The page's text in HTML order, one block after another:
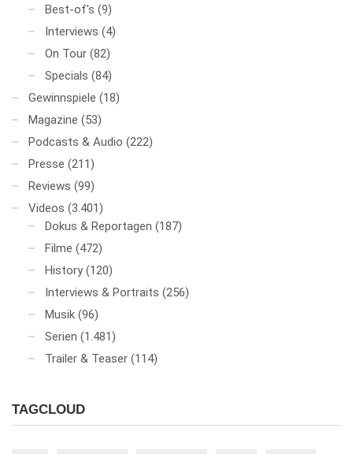
Best-of's (9)
Interviews (4)
On Tour (82)
Specials (84)
Gewinnspiele (18)
Magazine (53)
Podcasts & Audio (222)
Presse (211)
Reviews (99)
Videos (3.401)
Dokus & Reportagen (187)
Filme (472)
History (120)
Interviews & Portraits (256)
Musik (96)
Serien (1.481)
Trailer & Teaser (114)
TAGCLOUD